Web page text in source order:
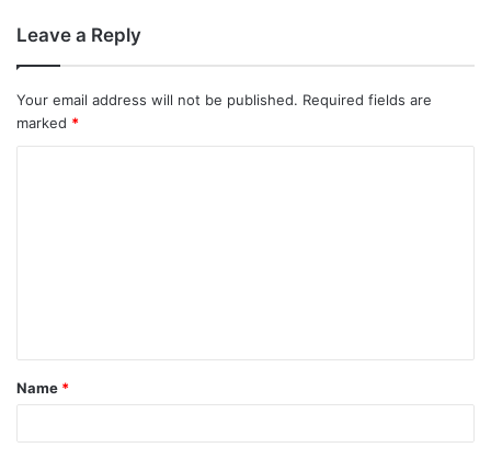
Leave a Reply
Your email address will not be published. Required fields are
marked *
Name *